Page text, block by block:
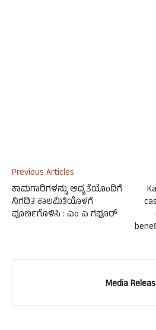
Previous Articles
ಕಾಮಗಾರಿಗಳನ್ನು ಆದ್ಯತೆಯೊಂದಿಗೆ
ನಿಗದಿತ ಕಾಲಮಿತಿಯೊಳಗೆ
ಪೂರ್ಣಗೊಳಿಸಿ : ಎಂ ಎ ಗಫೂರ್
Media